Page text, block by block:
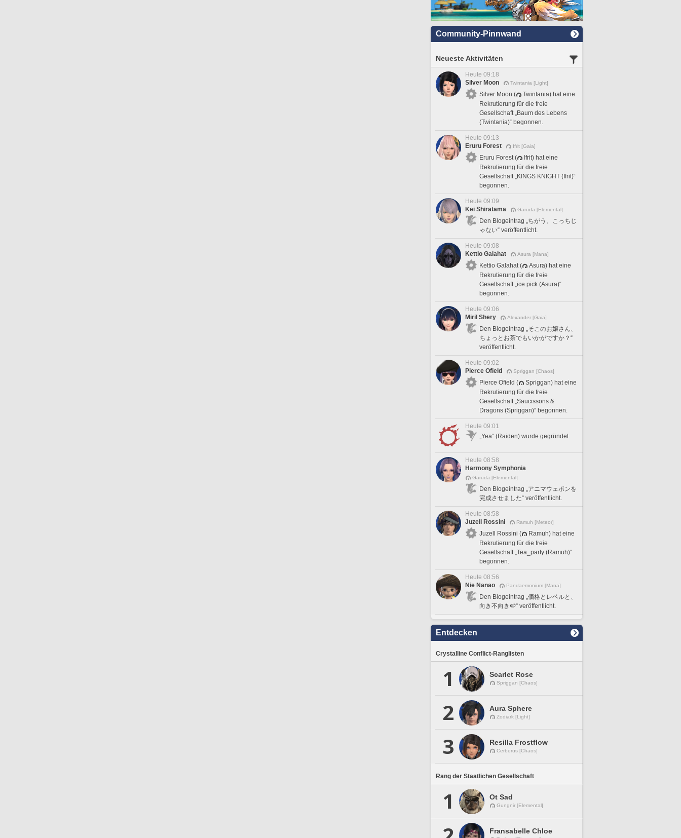
Community-Pinnwand
Neueste Aktivitäten
Heute 09:18
Silver Moon
Twintania [Light]
Silver Moon (
Twintania) hat eine
Rekrutierung für die freie
Gesellschaft „Baum des Lebens
(Twintania)“ begonnen.
Heute 09:13
Eruru Forest
Ifrit [Gaia]
Eruru Forest (
Ifrit) hat eine
Rekrutierung für die freie
Gesellschaft „KINGS KNIGHT (Ifrit)“
begonnen.
Heute 09:09
Kei Shiratama
Garuda [Elemental]
Den Blogeintrag „ちがう、こっちじ
ゃない“ veröffentlicht.
Heute 09:08
Kettio Galahat
Asura [Mana]
Kettio Galahat (
Asura) hat eine
Rekrutierung für die freie
Gesellschaft „ice pick (Asura)“
begonnen.
Heute 09:06
Miril Shery
Alexander [Gaia]
Den Blogeintrag „そこのお嬢さん、
ちょっとお茶でもいかがですか？“
veröffentlicht.
Heute 09:02
Pierce Ofield
Spriggan [Chaos]
Pierce Ofield (
Spriggan) hat eine
Rekrutierung für die freie
Gesellschaft „Saucissons &
Dragons (Spriggan)“ begonnen.
Heute 09:01
„Yea“ (Raiden) wurde gegründet.
Heute 08:58
Harmony Symphonia
Garuda [Elemental]
Den Blogeintrag „アニマウェポンを
完成させました“ veröffentlicht.
Heute 08:58
Juzell Rossini
Ramuh [Meteor]
Juzell Rossini (
Ramuh) hat eine
Rekrutierung für die freie
Gesellschaft „Tea_party (Ramuh)“
begonnen.
Heute 08:56
Nie Nanao
Pandaemonium [Mana]
Den Blogeintrag „価格とレベルと、
向き不向き🍉“ veröffentlicht.
Entdecken
Crystalline Conflict-Ranglisten
1 Scarlet Rose
Spriggan [Chaos]
2 Aura Sphere
Zodiark [Light]
3 Resilla Frostflow
Cerberus [Chaos]
Rang der Staatlichen Gesellschaft
1 Ot Sad
Gungnir [Elemental]
Fransabelle Chloe